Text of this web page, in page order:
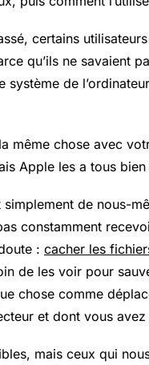
certains
qu’ils ne savaient
de
même chose avec
Apple les a tous bien
de nous-
constamment
: cacher les
de les voir pour
chose comme
et dont vous
mais ceux qui